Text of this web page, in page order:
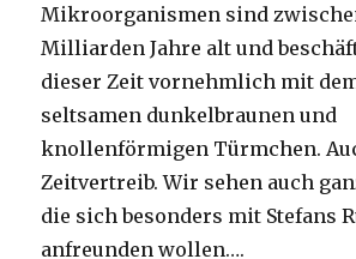
Mikroorganismen sind
Milliarden Jahre alt und
dieser Zeit vornehmlich mit
seltsamen dunkelbraunen und
knollenförmigen Türmchen.
Zeitvertreib. Wir sehen auch
die sich besonders mit Stefans
anfreunden wollen….